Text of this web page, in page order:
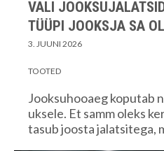
VALI
TÜÜPI JOOKSJA SA
3. JUUNI 2026
TOOTED
Jooksuhooaeg koputab
uksele. Et samm oleks
tasub joosta jalatsitega,